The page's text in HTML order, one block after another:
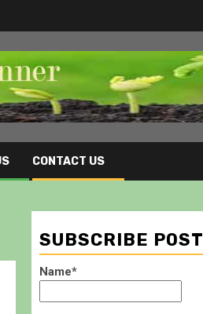
CONTACT US
SUBSCRIBE POST
Name*